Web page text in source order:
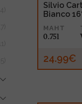
Silvio
Bianco
MAHT
0.75l
24.99€